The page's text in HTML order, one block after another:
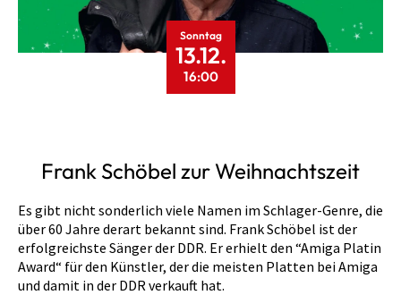
Sonntag
13.12.
16:00
Frank Schöbel zur Weihnachtszeit
Es gibt nicht sonderlich viele Namen im Schlager-Genre, die
über 60 Jahre derart bekannt sind. Frank Schöbel ist der
erfolgreichste Sänger der DDR. Er erhielt den “Amiga Platin
Award“ für den Künstler, der die meisten Platten bei Amiga
und damit in der DDR verkauft hat.